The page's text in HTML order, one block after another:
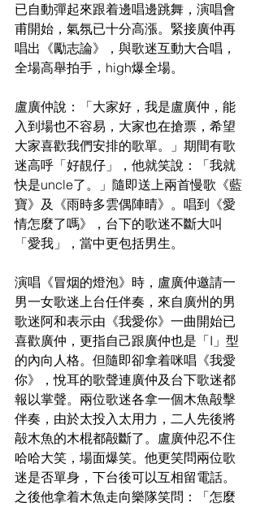
已自動彈起來跟着邊唱邊跳舞，演唱會
甫開始，氣氛已十分高漲。緊接廣仲再
唱出《勵志論》，與歌迷互動大合唱，
全場高舉拍手，high爆全場。
盧廣仲說：「大家好，我是盧廣仲，能
入到場也不容易，大家也在搶票，希望
大家喜歡我們安排的歌單。」期間有歌
迷高呼「好靚仔」，他就笑說：「我就
快是uncle了。」隨即送上兩首慢歌《藍
寶》及《雨時多雲偶陣晴》。唱到《愛
情怎麼了嗎》，台下的歌迷不斷大叫
「愛我」，當中更包括男生。
演唱《冒烟的燈泡》時，盧廣仲邀請一
男一女歌迷上台任伴奏，來自廣州的男
歌迷阿和表示由《我愛你》一曲開始已
喜歡廣仲，更指自己跟廣仲也是「I」型
的內向人格。但隨即卻拿着咪唱《我愛
你》，悅耳的歌聲連廣仲及台下歌迷都
報以掌聲。兩位歌迷各拿一個木魚毃擊
伴奏，由於太投入太用力，二人先後將
毃木魚的木棍都毃斷了。盧廣仲忍不住
哈哈大笑，場面爆笑。他更笑問兩位歌
迷是否單身，下台後可以互相留電話。
之後他拿着木魚走向樂隊笑問：「怎麼